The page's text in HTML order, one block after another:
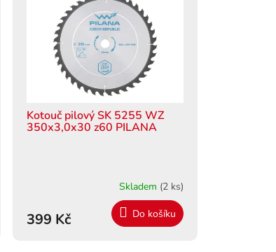
Kotouč pilový SK 5255 WZ
350x3,0x30 z60 PILANA
Skladem (2 ks)
399 Kč Do košíku